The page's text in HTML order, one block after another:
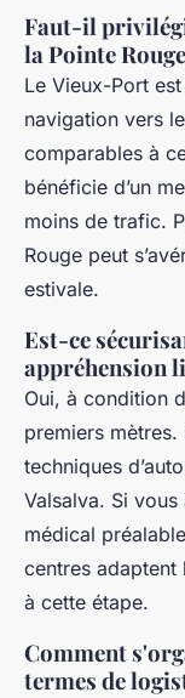
Faut-il
la Pointe
Le Vieux-Port
navigation vers
comparables à
bénéficie d’un
moins de trafic.
Rouge peut
estivale.
Est-ce
appréhension
Oui, à condition
premiers
techniques
Valsalva. Si
médical
centres adaptent
à cette étape.
Comment
termes de